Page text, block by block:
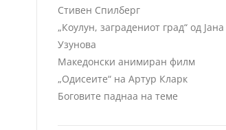
Стивен Спилберг
„Коулун, заградениот град“ од Јана
Узунова
Македонски анимиран филм
„Одисеите“ на Артур Кларк
Боговите паднаа на теме